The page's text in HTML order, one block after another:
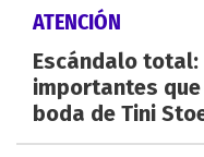
ATENCIÓN
Escándalo
importantes
boda de Tini